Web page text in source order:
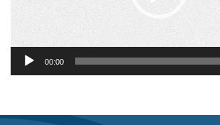
00:00